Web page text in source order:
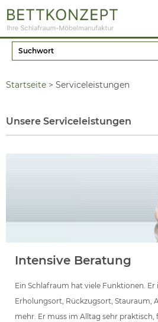
Startseite > Serviceleistungen
Unsere Serviceleistungen
Intensive Beratung
Ein Schlafraum hat viele Funktionen. Er
Erholungsort, Rückzugsort, Stauraum,
mehr. Er muss im Alltag sehr praktisch,